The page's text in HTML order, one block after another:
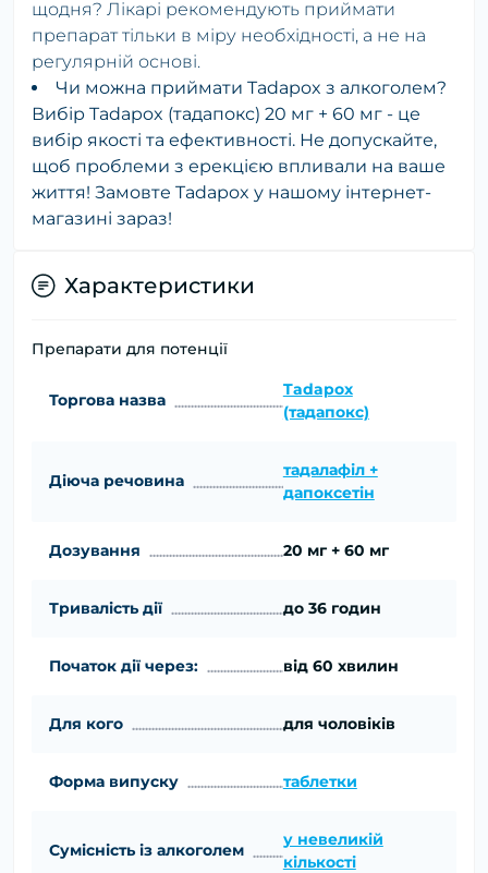
щодня? Лікарі рекомендують приймати
препарат тільки в міру необхідності, а не на
регулярній основі.
Чи можна приймати Tadapox з алкоголем?
Вибір Tadapox (тадапокс) 20 мг + 60 мг - це
вибір якості та ефективності. Не допускайте,
щоб проблеми з ерекцією впливали на ваше
життя! Замовте Tadapox у нашому інтернет-
магазині зараз!
Характеристики
Препарати для потенції
Торгова назва
Tadapox
(тадапокс)
Діюча речовина
тадалафіл +
дапоксетін
Дозування 20 мг + 60 мг
Тривалість дії до 36 годин
Початок дії через: від 60 хвилин
Для кого для чоловіків
Форма випуску таблетки
Сумісність із алкоголем
у невеликій
кількості